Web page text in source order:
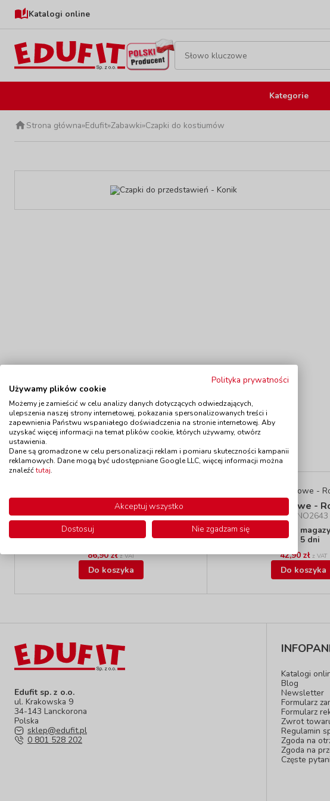
Katalogi online
Kategorie
Strona główna»Edufit»Zabawki»Czapki do kostiumów
Polecamy
Czapki do przedstawień - Słoń
kod: NO1415
Dostępność
do 5 dni
86,90 zł z VAT
Do koszyka
Czapki - bajkowe -
kod: NO2643
Dostępność
W
do 5 dni
42,90 zł z VAT
Do koszyka
Edufit sp. z o.o.
ul. Krakowska 9
34-143 Lanckorona
Polska
sklep@edufit.pl
0 801 528 202
Katalogi
Blog
Newsletter
Formularz
Formularz
Zwrot
Regulamin
Zgoda na
Zgoda na
Częste
Polityka prywatności
Używamy plików cookie
Możemy je zamieścić w celu analizy danych dotyczących odwiedzających,
ulepszenia naszej strony internetowej, pokazania spersonalizowanych treści i
zapewnienia Państwu wspaniałego doświadczenia na stronie internetowej. Aby
uzyskać więcej informacji na temat plików cookie, których używamy, otwórz
ustawienia.
Dane są gromadzone w celu personalizacji reklam i pomiaru skuteczności kampanii
reklamowych. Dane mogą być udostępniane Google LLC, więcej informacji można
znaleźćtutaj.
Akceptuj wszystko
Dostosuj
Nie zgadzam się